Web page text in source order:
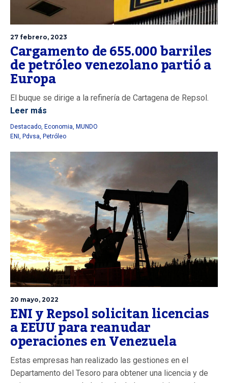
27 febrero, 2023
Cargamento de 655.000 barriles
de petróleo venezolano partió a
Europa
El buque se dirige a la refinería de Cartagena de Repsol.
Leer más
Destacado, Economia, MUNDO
ENI , Pdvsa, Petróleo
20 mayo, 2022
ENI y Repsol solicitan licencias
a EEUU para reanudar
operaciones en Venezuela
Estas empresas han realizado las gestiones en el
Departamento del Tesoro para obtener una licencia y de